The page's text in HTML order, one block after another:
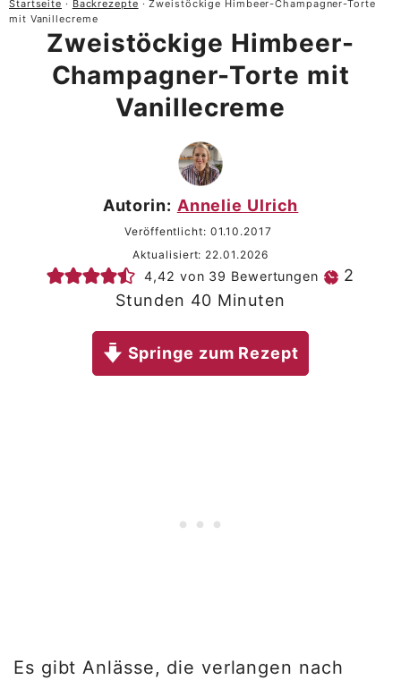
Startseite · Backrezepte ·Zweistöckige Himbeer-Champagner-Torte
mit Vanillecreme
Zweistöckige Himbeer-
Champagner-Torte mit
Vanillecreme
Autorin: Annelie Ulrich
Veröffentlicht: 01.10.2017
Aktualisiert: 22.01.2026
4,42 von 39 Bewertungen 2
Stunden 40 Minuten
Minuten
Springe zum Rezept
Es gibt Anlässe, die verlangen nach